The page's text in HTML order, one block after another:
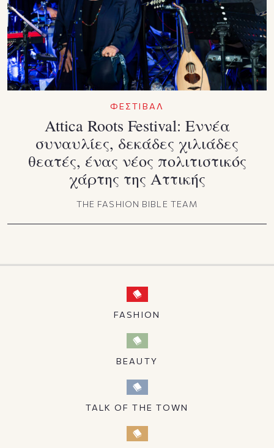
ΦΕΣΤΙΒΑΛ
Attica Roots Festival: Εννέα
συναυλίες, δεκάδες χιλιάδες
θεατές, ένας νέος πολιτιστικός
χάρτης της Αττικής
THE FASHION BIBLE TEAM
FASHION
BEAUTY
TALK OF THE TOWN